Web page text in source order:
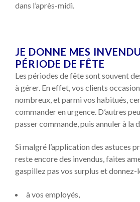
dans l’après-midi.
JE DONNE MES
PÉRIODE DE FÊTE
Les périodes de fête sont souvent
à gérer. En effet, vos clients
nombreux, et parmi vos habitués,
commander en urgence. D’autres
passer commande, puis annuler à la
Si malgré l’application des astuces
reste encore des invendus, faites
gaspillez pas vos surplus et donnez-
à vos employés,